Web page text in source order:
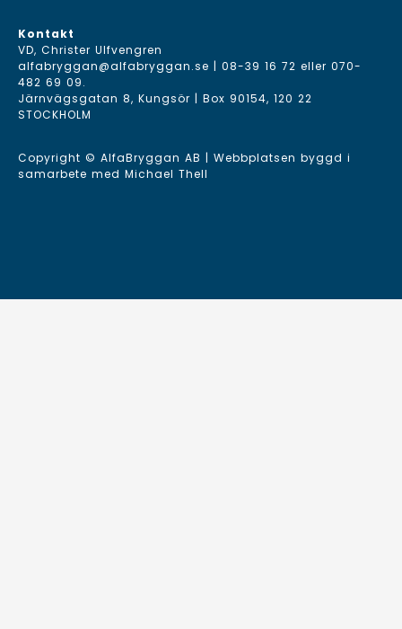
Kontakt
VD, Christer Ulfvengren
alfabryggan@alfabryggan.se | 08-39 16 72 eller 070-
482 69 09.
Järnvägsgatan 8, Kungsör | Box 90154, 120 22
STOCKHOLM
Copyright © AlfaBryggan AB | Webbplatsen byggd i
samarbete med Michael Thell